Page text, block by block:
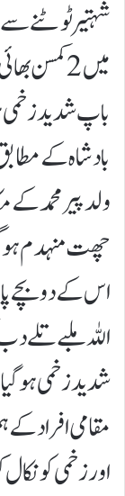
شہتیرٹوٹنے
میں
باپ شدیدزخمی
بادشاہ کے
ولد پیر محمد
چھت منہدم
اس کے دو بچے
اللہ ملبے تلے
شدید زخمی
مقامی افراد
اورزخمی کو